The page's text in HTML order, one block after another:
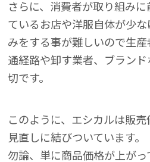
さらに、消費者が取り組み
ているお店や洋服自体が少
みをする事が難しいので生
通経路や卸す業者、ブラン
切です。
このように、エシカルは販
見直しに結びついています。
勿論、単に商品価格が上が